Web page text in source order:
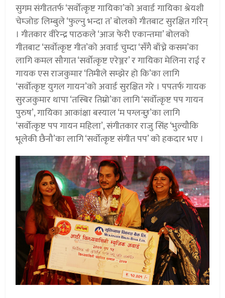
सुगम संगीततर्फ ‘सर्वोत्कृष्ट गायिका’को अवार्ड गायिका श्रेयशी
चेम्जोङ लिम्बुले ‘फुल्नु भन्दा त’ बोलको गीतबाट सुरक्षित गरिन्
। गीतकार वीरेन्द्र पाठकले ‘आज फेरी एकान्तमा’ बोलको
गीतबाट ‘सर्वोत्कृष्ट गीत’को अवार्ड चुम्दा ‘सँगै बाँच्ने कसम’का
लागि कमल सौगात ‘सर्वोत्कृष्ट एरेञ्जर’ र गायिका मेलिना राई र
गायक एस राजकुमार ‘तिमीले सम्झेर हो कि’का लागि
‘सर्वोत्कृष्ट युगल गायन’को अवार्ड सुरक्षित गरे । पपतर्फ गायक
सुरजकुमार थापा ‘तस्बिर तिम्रो’का लागि ‘सर्वोत्कृष्ट पप गायन
पुरुष’, गायिका आकांक्षा बस्याल ‘म पग्लन्छु’का लागि
‘सर्वोत्कृष्ट पप गायन महिला’, संगीतकार राजु सिंह ‘भुल्यौकि
भूलेकी छैनौ’का लागि ‘सर्वोत्कृष्ट संगीत पप’ को हकदार भए ।